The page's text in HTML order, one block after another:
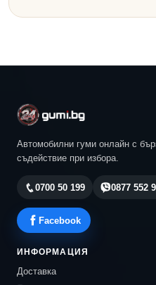
Автомобилни гуми онлайн с
съдействие при избора.
0700 50 199 0877 552
Facebook
ИНФОРМАЦИЯ
Доставка